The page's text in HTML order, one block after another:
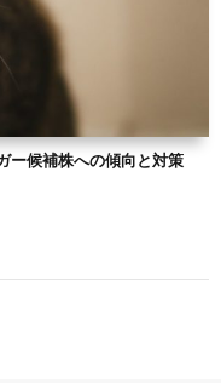
ー候補株への傾向と対策